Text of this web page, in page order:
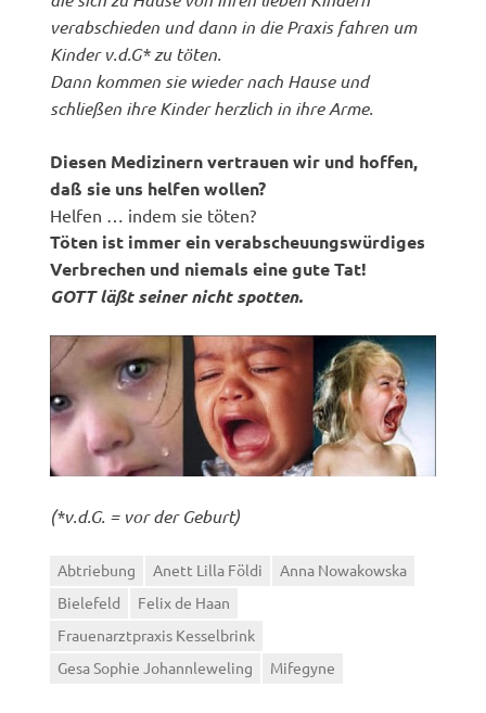
verabschieden und dann in die Praxis fahren um
Kinder v.d.G* zu töten.
Dann kommen sie wieder nach Hause und
schließen ihre Kinder herzlich in ihre Arme.
Diesen Medizinern vertrauen wir und hoffen,
daß sie uns helfen wollen?
Helfen … indem sie töten?
Töten ist immer ein verabscheuungswürdiges
Verbrechen und niemals eine gute Tat!
GOTT läßt seiner nicht spotten.
(*v.d.G. = vor der Geburt)
Abtriebung Anett Lilla Földi
Anna Nowakowska
Bielefeld
Felix de Haan
Frauenarztpraxis Kesselbrink
Gesa Sophie Johannleweling
Mifegyne